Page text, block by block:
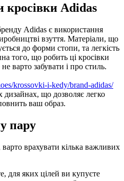
кросівки Adidas
Adidas є використання
взуття. Матеріали, що
до форми стопи, та легкість
того, що робить ці кросівки
варто забувати і про стиль.
krossovki-i-kedy/brand-adidas/
дизайнах, що дозволяє легко
ваш образ.
пару
врахувати кілька важливих
для яких цілей ви купуєте